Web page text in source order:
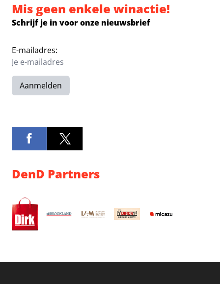
Mis geen enkele winactie!
Schrijf je in voor onze nieuwsbrief
E-mailadres:
Aanmelden
DenD Partners